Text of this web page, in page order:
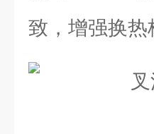
致，增强换